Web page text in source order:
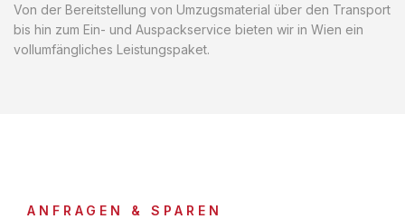
Von der Bereitstellung von Umzugsmaterial über den Transport
bis hin zum Ein- und Auspackservice bieten wir in Wien ein
vollumfängliches Leistungspaket.
ANFRAGEN & SPAREN